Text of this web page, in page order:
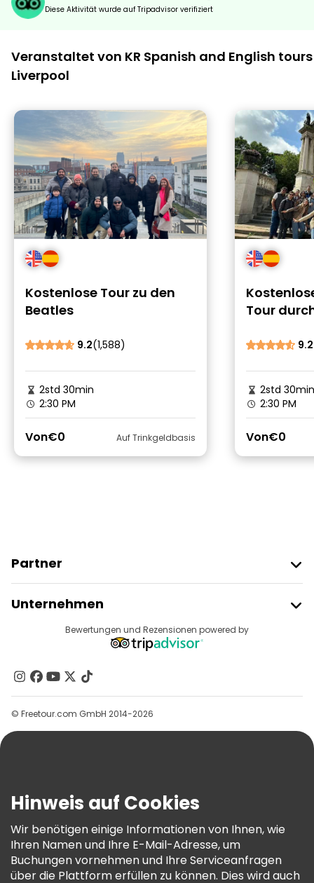
Diese Aktivität wurde auf Tripadvisor verifiziert
Veranstaltet von KR Spanish and English tours
Liverpool
Kostenlose Tour zu den
Beatles
9.2(1,588)
2std 30min
2:30 PM
Von€0 Auf Trinkgeldbasis
Tour
9.2
2std 30min
2:30 PM
Von€0
Partner
Anbieter-Anmeldung
Affiliate-Programm
Unternehmen
Reiseziele
Kontakt
Gruppen
Hilfe
AGB Und Rechtliches
Cookie-Richtlinie
Freetour Auszeichnungen
Treueprogramm
Bewertungen und Rezensionen powered by
© Freetour.com GmbH 2014-2026
Hinweis auf Cookies
Wir benötigen einige Informationen von Ihnen, wie
Ihren Namen und Ihre E-Mail-Adresse, um
Buchungen vornehmen und Ihre Serviceanfragen
über die Plattform erfüllen zu können. Dies wird auch